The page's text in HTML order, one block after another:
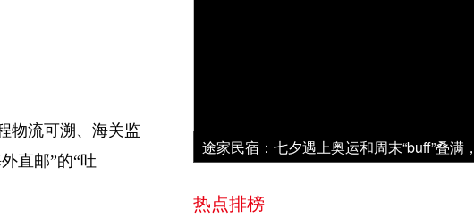
物流可溯、海关监
直邮”的“吐
热点排榜